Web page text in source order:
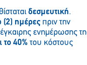
δεσμευτική.
(2) ημέρες πριν την
ενημέρωσης
το 40% του κόστους